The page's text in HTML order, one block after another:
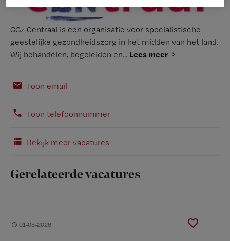
GGz Centraal is een organisatie voor specialistische
geestelijke gezondheidszorg in het midden van het land.
Wij behandelen, begeleiden en... Lees meer
Toon email
Toon telefoonnummer
Bekijk meer vacatures
Gerelateerde vacatures
01-08-2026